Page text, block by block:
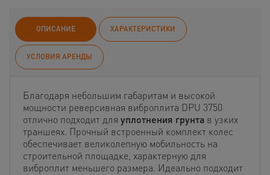
ОПИСАНИЕ ХАРАКТЕРИСТИКИ
УСЛОВИЯ АРЕНДЫ
Благодаря небольшим габаритам и высокой
мощности реверсивная виброплита DPU 3750
отлично подходит для уплотнения грунта в узких
траншеях. Прочный встроенный комплект колес
обеспечивает великолепную мобильность на
строительной площадке, характерную для
виброплит меньшего размера. Идеально подходит